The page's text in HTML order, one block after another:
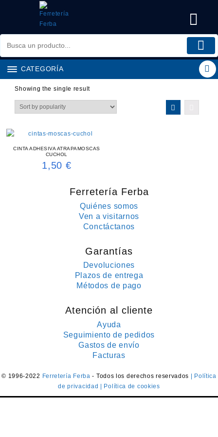
CATEGORÍA
Showing the single result
CINTA ADHESIVA ATRAPAMOSCAS
CUCHOL
1,50 €
Ferretería Ferba
Quiénes somos
Ven a visitarnos
Conctáctanos
Garantías
Devoluciones
Plazos de entrega
Métodos de pago
Atención al cliente
Ayuda
Seguimiento de pedidos
Gastos de envío
Facturas
© 1996-2022 Ferretería Ferba- Todos los derechos reservados
| Política
de privacidad
| Política de cookies